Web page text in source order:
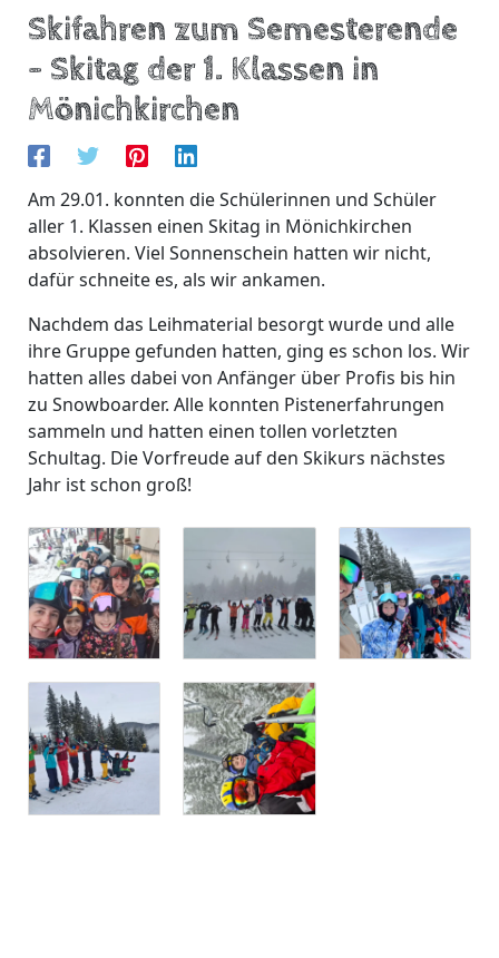
Skifahren zum Semesterende
– Skitag der 1. Klassen in
Mönichkirchen
Am 29.01. konnten die Schülerinnen und Schüler
aller 1. Klassen einen Skitag in Mönichkirchen
absolvieren. Viel Sonnenschein hatten wir nicht,
dafür schneite es, als wir ankamen.
Nachdem das Leihmaterial besorgt wurde und alle
ihre Gruppe gefunden hatten, ging es schon los. Wir
hatten alles dabei von Anfänger über Profis bis hin
zu Snowboarder. Alle konnten Pistenerfahrungen
sammeln und hatten einen tollen vorletzten
Schultag. Die Vorfreude auf den Skikurs nächstes
Jahr ist schon groß!